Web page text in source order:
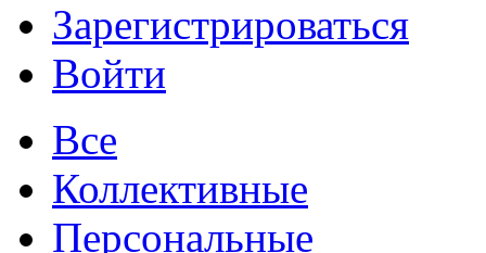
Зарегистрироваться
Войти
Все
Коллективные
Персональные